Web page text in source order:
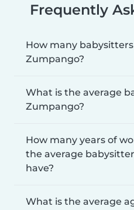
Frequently
How many
Zumpango?
What is the average
Zumpango?
How many years of
the average
have?
What is the average